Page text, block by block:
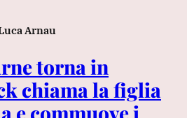
Arnau
torna in
chiama la figlia